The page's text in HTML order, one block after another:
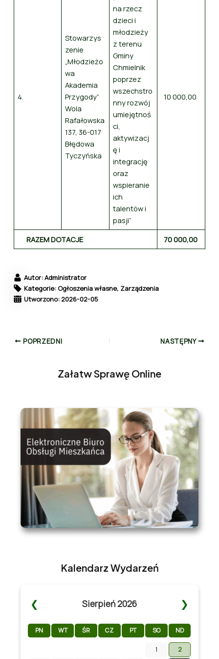
4.
Stowarzys
zenie
„Młodzieżo
wa
Akademia
Przygody”
Wola
Rafałowska
137, 36-017
Błędowa
Tyczyńska
na rzecz
dzieci i
młodzieży
z terenu
Gminy
Chmielnik
poprzez
wszechstro
nny rozwój
umiejętnoś
ci,
aktywizacj
ę i
integrację
oraz
wspieranie
ich
talentów i
pasji”
10 000,00
RAZEM DOTACJE 70 000,00
Autor: Administrator
Kategorie: Ogłoszenia własne, Zarządzenia
Utworzono: 2026-02-05
POPRZEDNI NASTĘPNY
Załatw Sprawę Online
Kalendarz Wydarzeń
❮ Sierpień 2026 ❯
PN WT ŚR CZ PT SO ND
1 2